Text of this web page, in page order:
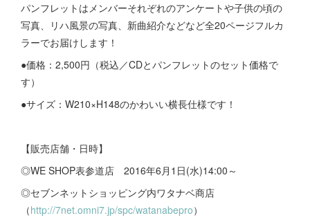
パンフレットはメンバーそれぞれのアンケートや子供の頃の
写真、リハ風景の写真、新曲紹介などなど全20ページフルカ
ラーでお届けします！
●価格：2,500円（税込／CDとパンフレットのセット価格で
す）
●サイズ：W210×H148のかわいい横長仕様です！
【販売店舗・日時】
◎WE SHOP表参道店 2016年6月1日(水)14:00～
◎セブンネットショッピング内ワタナベ商店
（http://7net.omni7.jp/spc/watanabepro）